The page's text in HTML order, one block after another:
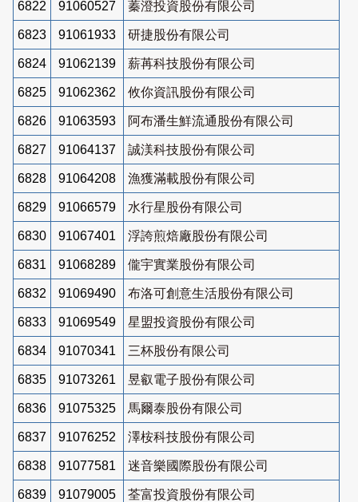
6822 91060527 蓁澄投資股份有限公司
6823 91061933 研捷股份有限公司
6824 91062139 薪苒科技股份有限公司
6825 91062362 攸你資訊股份有限公司
6826 91063593 阿布潘生鮮流通股份有限公司
6827 91064137 誠渼科技股份有限公司
6828 91064208 漁獲滿載股份有限公司
6829 91066579 水行星股份有限公司
6830 91067401 浮誇煎焙廠股份有限公司
6831 91068289 儱宇實業股份有限公司
6832 91069490 布洛可創意生活股份有限公司
6833 91069549 星盟投資股份有限公司
6834 91070341 三杯股份有限公司
6835 91073261 昱叡電子股份有限公司
6836 91075325 馬爾泰股份有限公司
6837 91076252 澤桉科技股份有限公司
6838 91077581 迷音樂國際股份有限公司
6839 91079005 荃富投資股份有限公司